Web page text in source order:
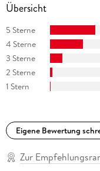
Übersicht
5 Sterne
4 Sterne
3 Sterne
2 Sterne
1 Stern
Eigene Bewertung
Zur